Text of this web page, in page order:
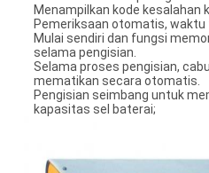
Menampilkan kode kesalahan
Pemeriksaan otomatis,
Mulai sendiri dan fungsi
selama pengisian.
Selama proses pengisian,
mematikan secara otomatis.
Pengisian seimbang untuk
kapasitas sel baterai;